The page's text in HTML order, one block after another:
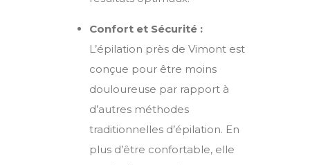
Confort et Sécurité :
L’épilation près de Vimont est
conçue pour être moins
douloureuse par rapport à
d’autres méthodes
traditionnelles d’épilation. En
plus d’être confortable, elle